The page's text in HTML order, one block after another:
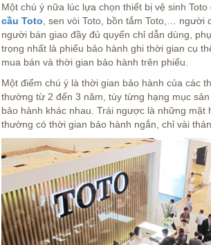
Một chú ý nữa lúc lựa chọn thiết bị vệ sinh
cầu Toto , sen vòi Toto, bồn tắm Toto,… người
người bán giao đầy đủ quyển chỉ dẫn dùng,
trọng nhất là phiếu bảo hành ghi thời gian cụ
mua bán và thời gian bảo hành trên phiếu.
Một điểm chú ý là thời gian bảo hành của các
thường từ 2 đến 3 năm, tùy từng hạng mục
bảo hành khác nhau. Trái ngược là những mặt
thường có thời gian bảo hành ngắn, chỉ vài